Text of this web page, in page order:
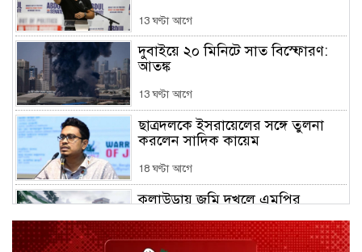
13 ঘণ্টা আগে
দুবাইয়ে ২০ মিনিটে সাত বিস্ফোরণ:
আতঙ্ক
13 ঘণ্টা আগে
ছাত্রদলকে ইসরায়েলের সঙ্গে তুলনা
করলেন সাদিক কায়েম
18 ঘণ্টা আগে
কুলাউড়ায় জমি দখলে এমপির
18 ঘণ্টা আগে